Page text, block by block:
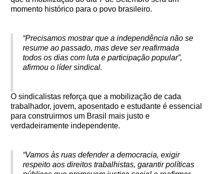
momento histórico para o povo brasileiro.
“Precisamos mostrar que a independência não se
resume ao passado, mas deve ser reafirmada
todos os dias com luta e participação popular”,
afirmou o líder sindical.
O sindicalistas reforça que a mobilização de cada
trabalhador, jovem, aposentado e estudante é essencial
para construirmos um Brasil mais justo e
verdadeiramente independente.
“Vamos às ruas defender a democracia, exigir
respeito aos direitos trabalhistas, garantir políticas